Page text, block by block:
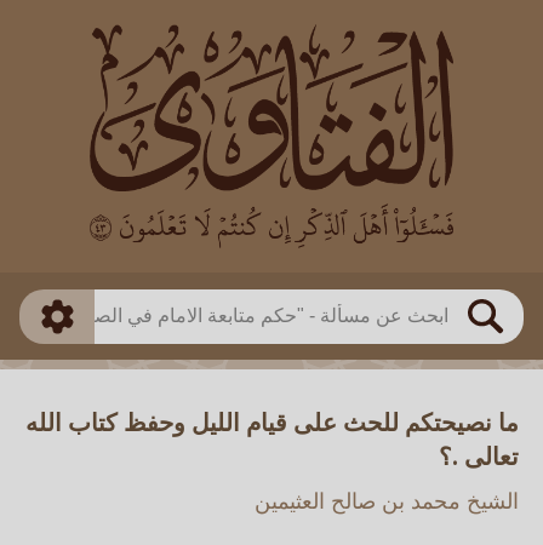
بحث
العالم
بن باز
بن العثيمين
اللجنة الدائمة
طريقة البحث
ذكي
ما نصيحتكم للحث على قيام الليل وحفظ كتاب الله
تعالى .؟
الشيخ محمد بن صالح العثيمين